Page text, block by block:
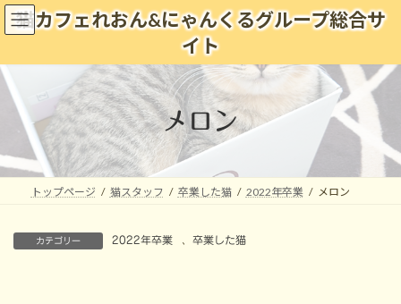
コ
ン
ン
ツ
へ
ッ
プ
ナ
ビ
ー
シ
ョ
移
動
猫カフェれおん&にゃんくるグループ総合サ
イト
メロン
トップページ 猫スタッフ 卒業した猫 2022年卒業 メロン
カテゴリー 2022年卒業 卒業した猫